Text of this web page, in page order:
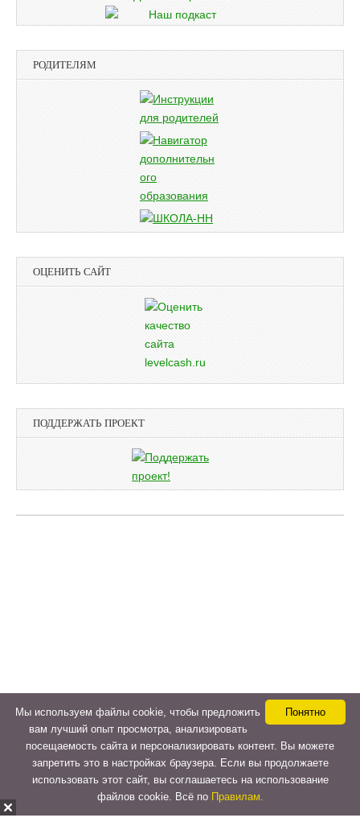
РОДИТЕЛЯМ
ОЦЕНИТЬ САЙТ
ПОДДЕРЖАТЬ ПРОЕКТ
Понятно
Мы используем файлы cookie, чтобы предложить
вам лучший опыт просмотра, анализировать
посещаемость сайта и персонализировать контент. Вы можете
запретить это в настройках браузера. Если вы продолжаете
использовать этот сайт, вы соглашаетесь на использование
файлов cookie. Всё по Правилам.